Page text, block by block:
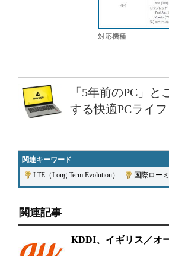
対応機種
「5年前のPC」
する快適PCライフ
関連キーワード
LTE（Long Term Evolution）
国際ロー
関連記事
KDDI、イギリス／オ